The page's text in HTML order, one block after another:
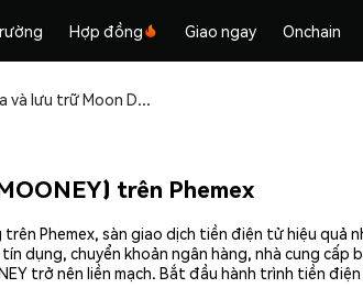
Hợp đồng Giao ngay Onchain
Mua và lưu trữ Moon DAO (MOONEY) an toàn
trên Phemex
trên Phemex, sàn giao dịch tiền điện tử hiệu
dụng, chuyển khoản ngân hàng, nhà cung
trở nên liền mạch. Bắt đầu hành trình tiền